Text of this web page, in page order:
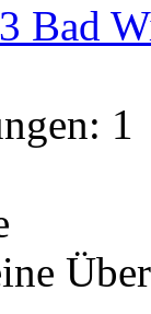
Bad
1